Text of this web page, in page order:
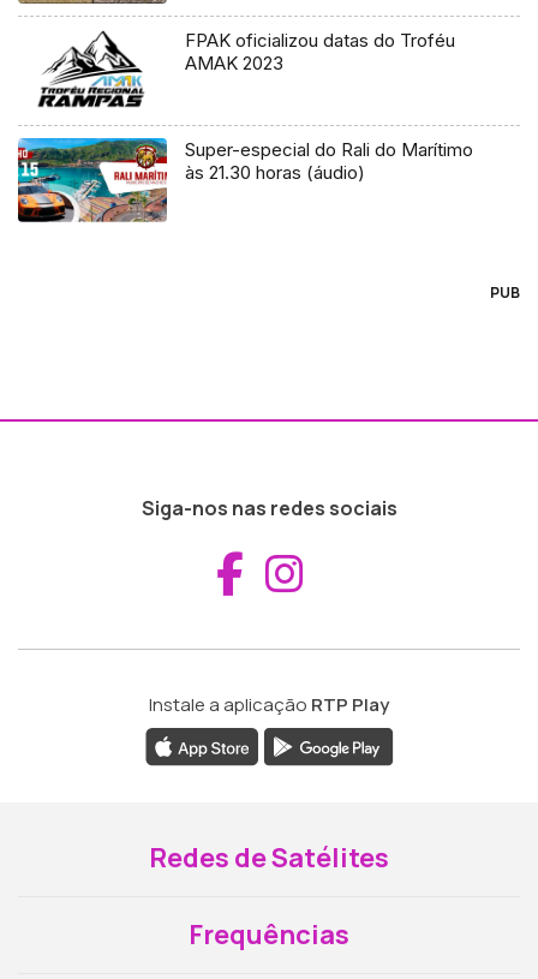
FPAK oficializou datas do Troféu
AMAK 2023
Super-especial do Rali do Marítimo
às 21.30 horas (áudio)
PUB
Siga-nos nas redes sociais
Aceder ao
Instale a aplicação RTP Play
Redes de Satélites
Frequências